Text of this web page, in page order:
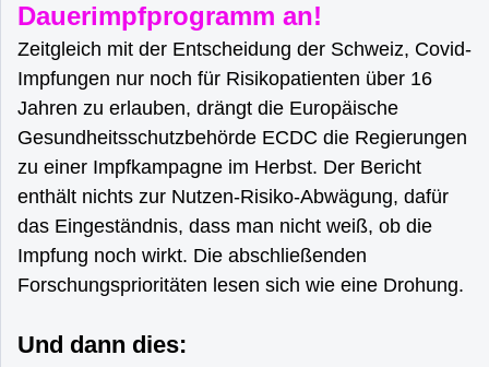
Dauerimpfprogramm an!
Zeitgleich mit der Entscheidung der Schweiz, Covid-
Impfungen nur noch für Risikopatienten über 16
Jahren zu erlauben, drängt die Europäische
Gesundheitsschutzbehörde ECDC die Regierungen
zu einer Impfkampagne im Herbst. Der Bericht
enthält nichts zur Nutzen-Risiko-Abwägung, dafür
das Eingeständnis, dass man nicht weiß, ob die
Impfung noch wirkt. Die abschließenden
Forschungsprioritäten lesen sich wie eine Drohung.
Und dann dies: